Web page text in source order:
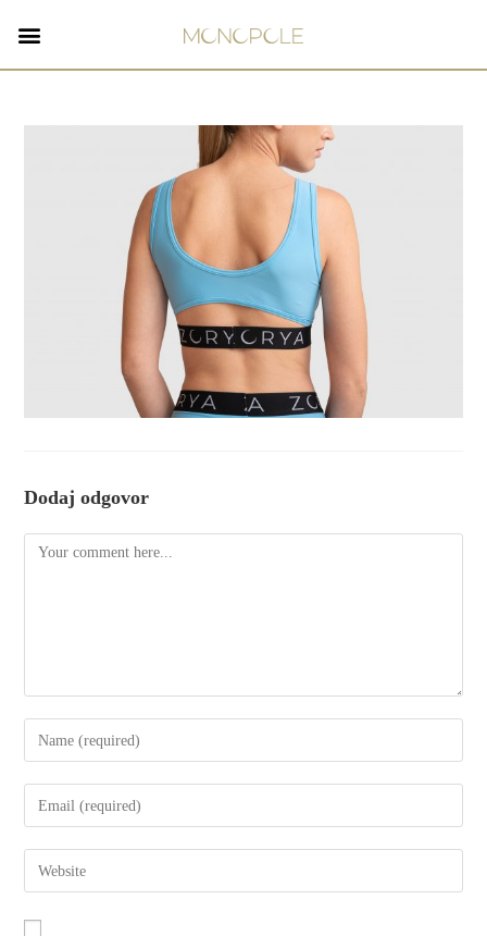
Dodaj odgovor